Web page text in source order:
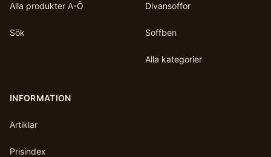
Alla produkter A-Ö
Sök
Divansoffor
Soffben
Alla kategorier
INFORMATION
Artiklar
Prisindex